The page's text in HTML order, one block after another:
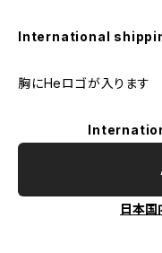
International
胸にHeロゴが入ります
日本国